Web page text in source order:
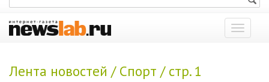
Показать
меню
Лента новостей / Спорт / стр. 1